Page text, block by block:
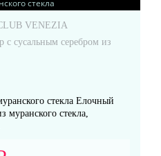
VENEZIA
с сусальным серебром из
стекла Елочный
муранского стекла,